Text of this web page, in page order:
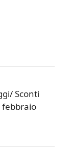
Sconti
febbraio